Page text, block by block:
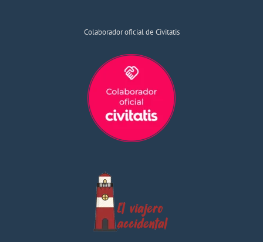
Colaborador oficial de Civitatis